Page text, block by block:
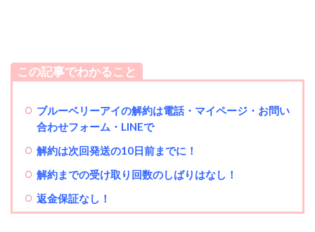
この記事でわかること
ブルーベリーアイの解約は電話・マイページ・お問い
合わせフォーム・LINEで
解約は次回発送の10日前までに！
解約までの受け取り回数のしばりはなし！
返金保証なし！